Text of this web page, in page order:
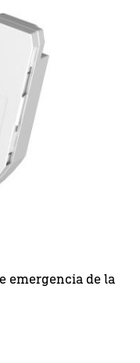
emergencia de la